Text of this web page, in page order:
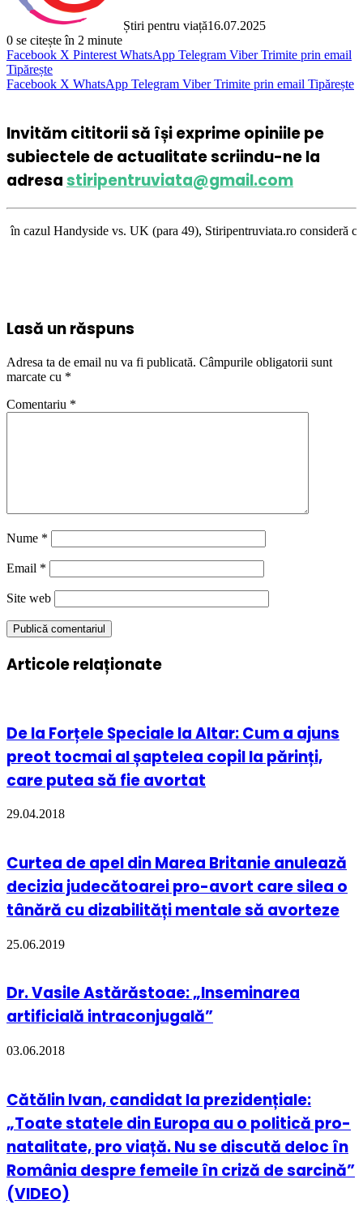
Știri pentru viață16.07.2025
0 se citește în 2 minute
Facebook X Pinterest WhatsApp Telegram Viber Trimite prin email
Tipărește
Facebook X WhatsApp Telegram Viber Trimite prin email Tipărește
Invităm cititorii să își exprime opiniile pe
subiectele de actualitate scriindu-ne la
adresastiripentruviata@gmail.com
vs. UK (para 49), Stiripentruviata.ro consideră că
Lasă un răspuns
Adresa ta de email nu va fi publicată. Câmpurile obligatorii sunt
marcate cu *
Comentariu *
Nume *
Email *
Site web
Articole relaționate
De la Forțele Speciale la Altar: Cum a ajuns
preot tocmai al șaptelea copil la părinți,
care putea să fie avortat
29.04.2018
Curtea de apel din Marea Britanie anulează
decizia judecătoarei pro-avort care silea o
tânără cu dizabilități mentale să avorteze
25.06.2019
Dr. Vasile Astărăstoae: „Inseminarea
artificială intraconjugală”
03.06.2018
Cătălin Ivan, candidat la prezidențiale:
„Toate statele din Europa au o politică pro-
natalitate, pro viață. Nu se discută deloc în
România despre femeile în criză de sarcină”
(VIDEO)